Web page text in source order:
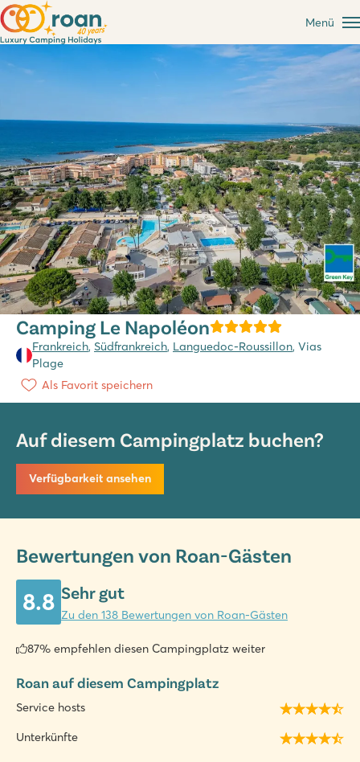
Menü
Camping Le Napoléon
Frankreich, Südfrankreich, Languedoc-Roussillon, Vias
Plage
Als Favorit speichern
Auf diesem Campingplatz buchen?
Verfügbarkeit ansehen
Bewertungen von Roan-Gästen
8.8 Sehr gut
Zu den 138 Bewertungen von Roan-Gästen
87% empfehlen diesen Campingplatz weiter
Roan auf diesem Campingplatz
Service hosts
Unterkünfte